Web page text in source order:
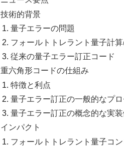
技術的背景
量子エラーの問題
フォールトトレラント量子計
従来の量子エラー訂正コード
重六角形コードの仕組み
特徴と利点
量子エラー訂正の一般的なプロ
量子エラー訂正の概念的な実
インパクト
フォールトトレラント量子コ